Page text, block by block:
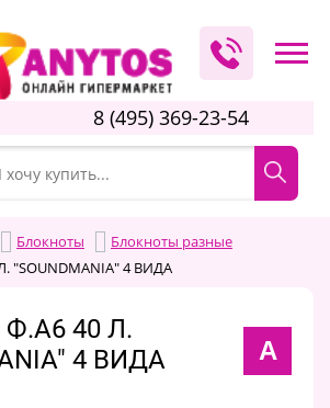
8 (495) 369-23-54
Блокноты
Блокноты разные
"SOUNDMANIA" 4 ВИДА
40 Л.
4 ВИДА
А